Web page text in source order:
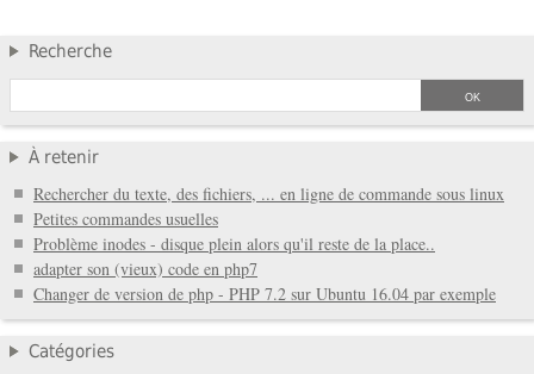
Recherche
À retenir
Rechercher du texte, des fichiers, ... en ligne de commande sous linux
Petites commandes usuelles
Problème inodes - disque plein alors qu'il reste de la place..
adapter son (vieux) code en php7
Changer de version de php - PHP 7.2 sur Ubuntu 16.04 par exemple
Catégories